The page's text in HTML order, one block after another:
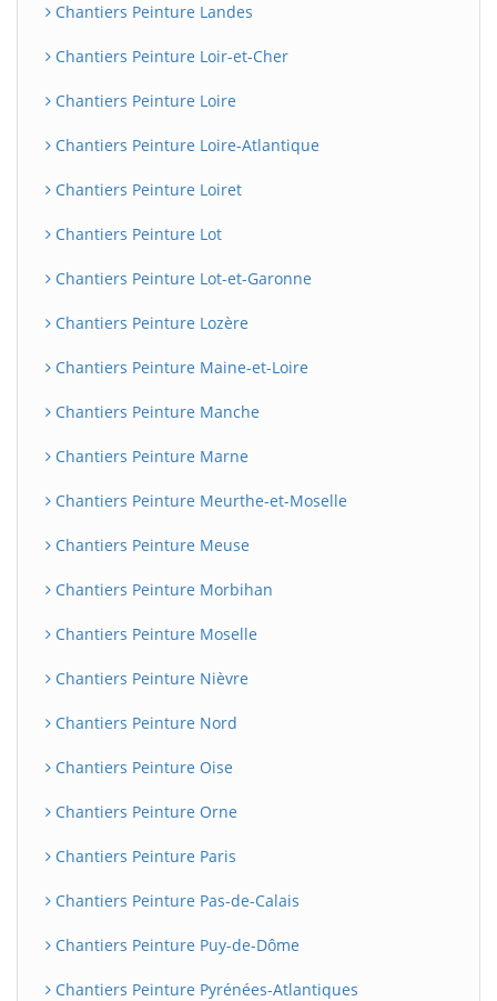
Chantiers Peinture Landes
Chantiers Peinture Loir-et-Cher
Chantiers Peinture Loire
Chantiers Peinture Loire-Atlantique
Chantiers Peinture Loiret
Chantiers Peinture Lot
Chantiers Peinture Lot-et-Garonne
Chantiers Peinture Lozère
Chantiers Peinture Maine-et-Loire
Chantiers Peinture Manche
Chantiers Peinture Marne
Chantiers Peinture Meurthe-et-Moselle
Chantiers Peinture Meuse
Chantiers Peinture Morbihan
Chantiers Peinture Moselle
Chantiers Peinture Nièvre
Chantiers Peinture Nord
Chantiers Peinture Oise
Chantiers Peinture Orne
Chantiers Peinture Paris
Chantiers Peinture Pas-de-Calais
Chantiers Peinture Puy-de-Dôme
Chantiers Peinture Pyrénées-Atlantiques